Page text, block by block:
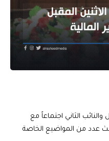
الثاني اجتماعاً مع
لبحث عدد من المواضيع الخاصة